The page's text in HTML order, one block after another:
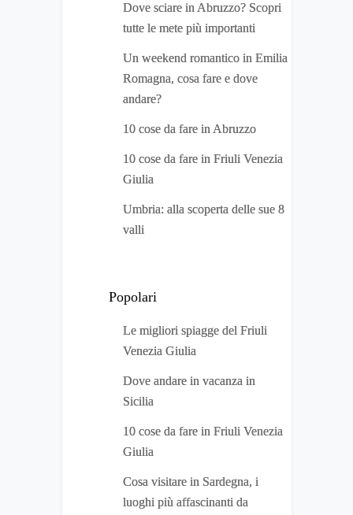
Dove sciare in Abruzzo? Scopri
tutte le mete più importanti
Un weekend romantico in Emilia
Romagna, cosa fare e dove
andare?
10 cose da fare in Abruzzo
10 cose da fare in Friuli Venezia
Giulia
Umbria: alla scoperta delle sue 8
valli
Popolari
Le migliori spiagge del Friuli
Venezia Giulia
Dove andare in vacanza in
Sicilia
10 cose da fare in Friuli Venezia
Giulia
Cosa visitare in Sardegna, i
luoghi più affascinanti da